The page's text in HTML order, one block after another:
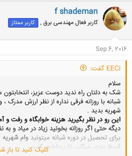
و
ع
ک
ن
ن
د
م
ض
و
ع
ی
خ
ر
f shademan
کاربر فعال مهندسی برق , کاربر ممتاز
Sep 6, 2016
EECi گفت:
سلام
شک به دلتان راه ندید دوست عزیز،
شبانه با روزانه فرقی نداره از نظر ارزش مدرک ،
شهریه بدید .
این رو در نظر بگیرید هزینه خوابگاه و رفت
دیگه حتی اگر روزانه بخونید زیاد در میاد و
برای تحصیل در دوره شبانه میتونید وام شهریه
قسط بندی میکنن تا پرداخت کنیدکلیک کنید تا باز